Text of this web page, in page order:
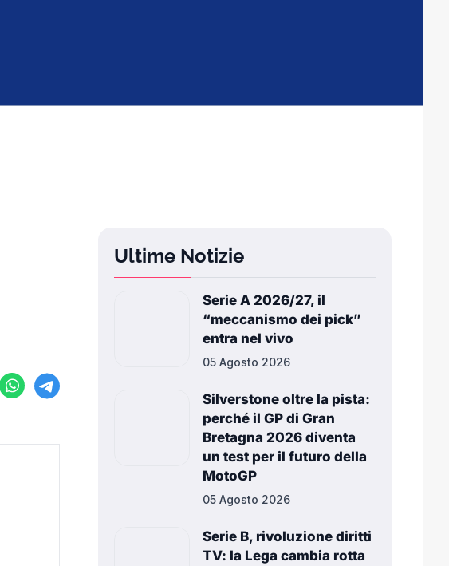
Ultime Notizie
Serie A 2026/27, il
“meccanismo dei pick”
entra nel vivo
05 Agosto 2026
Silverstone oltre la pista:
perché il GP di Gran
Bretagna 2026 diventa
un test per il futuro della
MotoGP
05 Agosto 2026
Serie B, rivoluzione diritti
TV: la Lega cambia rotta